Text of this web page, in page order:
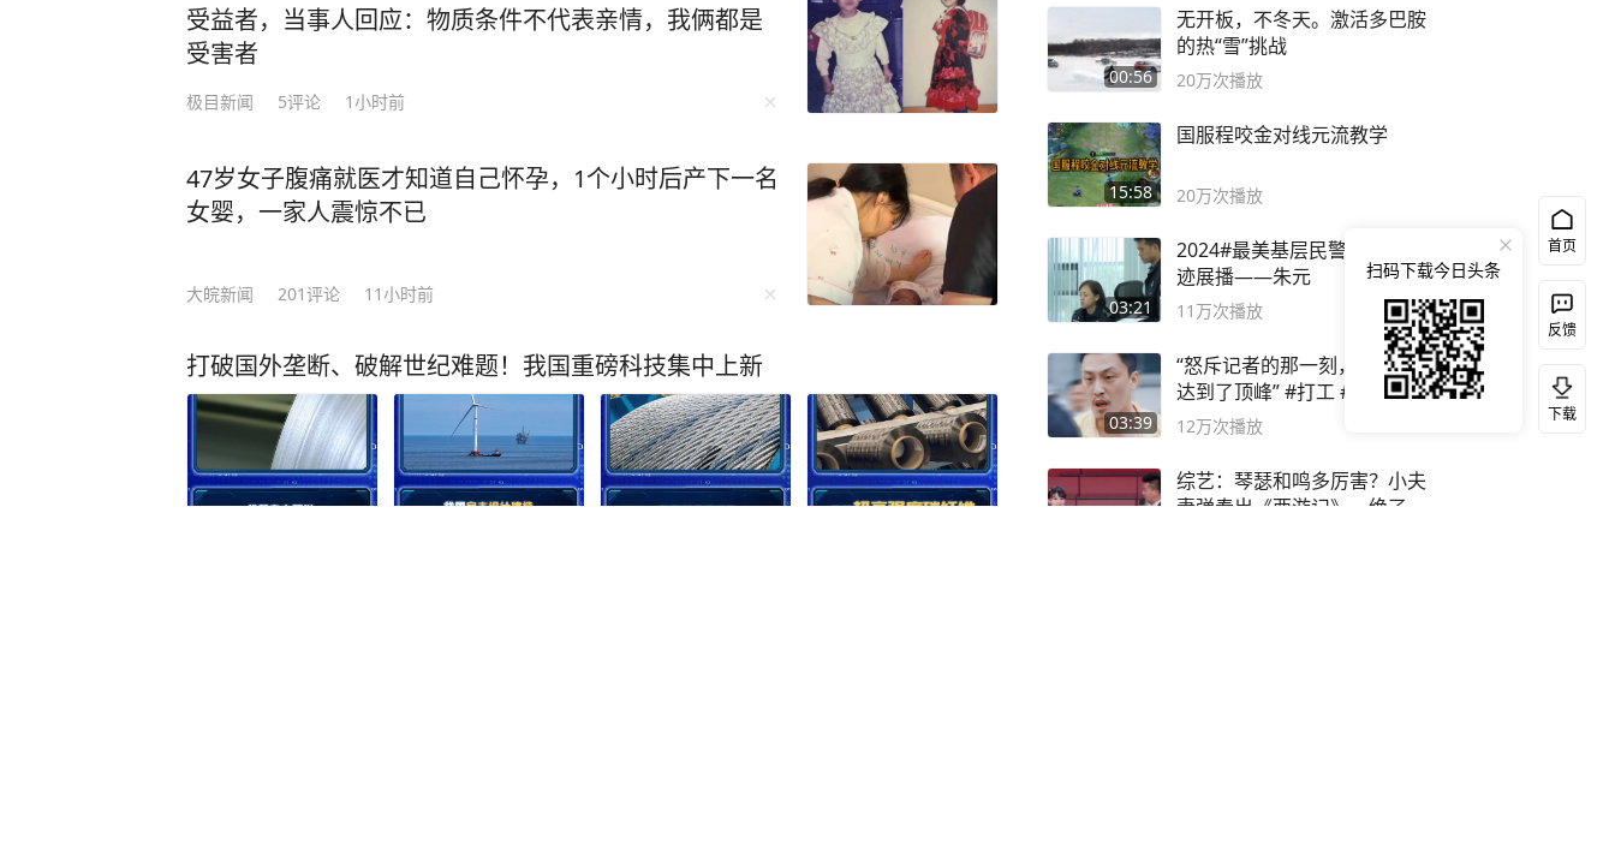
受益者，当事人回应：物质条件不代表亲情，我俩都是
受害者
极目新闻 5评论 1小时前
47岁女子腹痛就医才知道自己怀孕，1个小时后产下一名
女婴，一家人震惊不已
大皖新闻 201评论 11小时前
打破国外垄断、破解世纪难题！我国重磅科技集中上新
00:56
无开板，不冬天。激活多巴胺
的热“雪”挑战
20万次播放
15:58
国服程咬金对线元流教学
20万次播放
03:21
2024#最美基层民警候选人事
迹展播——朱元
11万次播放
03:39
“怒斥记者的那一刻，讽刺感
达到了顶峰” #打工 #混剪
12万次播放
综艺：琴瑟和鸣多厉害？小夫
妻弹奏出《西游记》，绝了
首页
反馈
下载
扫码下载今日头条